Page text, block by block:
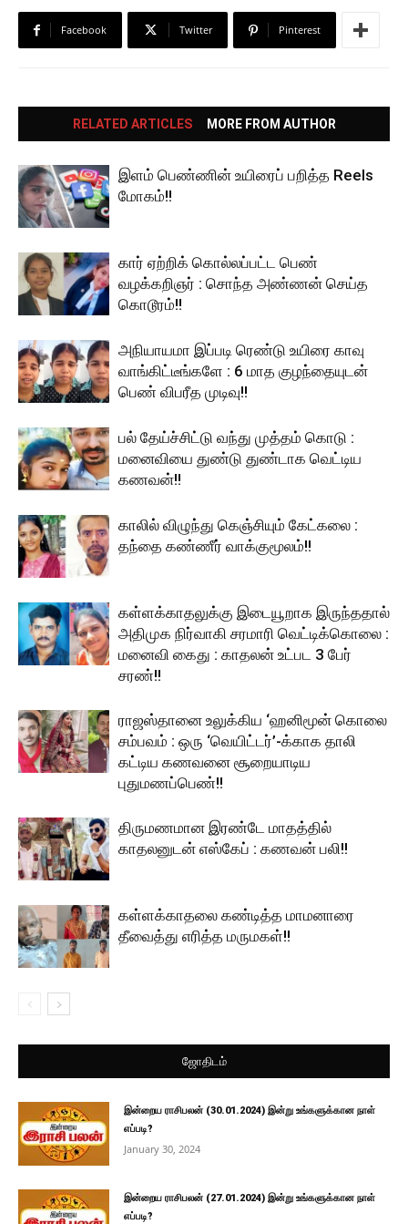
Facebook Twitter Pinterest
RELATED ARTICLES MORE FROM AUTHOR
இளம் பெண்ணின் உயிரைப் பறித்த Reels
மோகம்!!
கார் ஏற்றிக் கொல்லப்பட்ட பெண்
வழக்கறிஞர் : சொந்த அண்ணன் செய்த
கொடூரம்!!
அநியாயமா இப்படி ரெண்டு உயிரை காவு
வாங்கிட்டீங்களே : 6 மாத குழந்தையுடன்
பெண் விபரீத முடிவு!!
பல் தேய்ச்சிட்டு வந்து முத்தம் கொடு :
மனைவியை துண்டு துண்டாக வெட்டிய
கணவன்!!
காலில் விழுந்து கெஞ்சியும் கேட்கலை :
தந்தை கண்ணீர் வாக்குமூலம்!!
கள்ளக்காதலுக்கு இடையூறாக இருந்ததால்
அதிமுக நிர்வாகி சரமாரி வெட்டிக்கொலை :
மனைவி கைது : காதலன் உட்பட 3 பேர்
சரண்!!
ராஜஸ்தானை உலுக்கிய ‘ஹனிமூன் கொலை
சம்பவம் : ஒரு ‘வெயிட்டர்’-க்காக தாலி
கட்டிய கணவனை சூறையாடிய
புதுமணப்பெண்!!
திருமணமான இரண்டே மாதத்தில்
காதலனுடன் எஸ்கேப் : கணவன் பலி!!
கள்ளக்காதலை கண்டித்த மாமனாரை
தீவைத்து எரித்த மருமகள்!!
ஜோதிடம்
இன்றைய ராசிபலன் (30.01.2024) இன்று உங்களுக்கான நாள்
எப்படி?
January 30, 2024
இன்றைய ராசிபலன் (27.01.2024) இன்று உங்களுக்கான நாள்
எப்படி?